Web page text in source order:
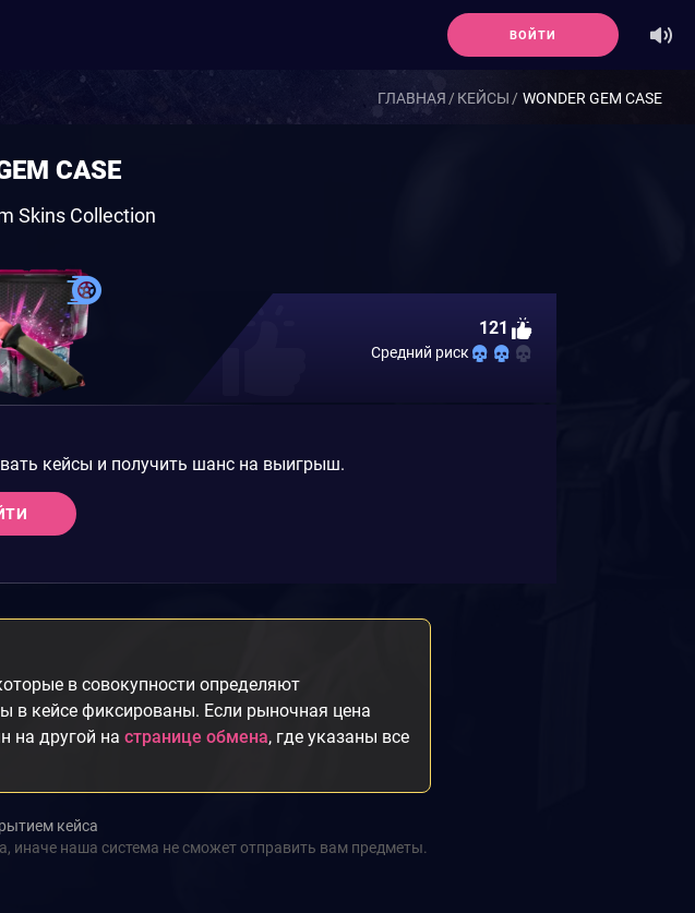
ВОЙТИ
ГЛАВНАЯ КЕЙСЫ WONDER GEM CASE
CASE
Skins Collection
121
Средний риск
кейсы и получить шанс на выигрыш.
в совокупности определяют
в кейсе фиксированы. Если рыночная цена
на другой на странице обмена, где указаны все
кейса
иначе наша система не сможет отправить вам предметы.